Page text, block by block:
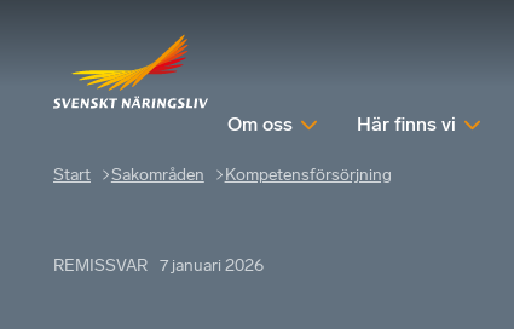
Om oss Här finns vi
Start Sakområden Kompetensförsörjning
REMISSVAR 7 januari 2026